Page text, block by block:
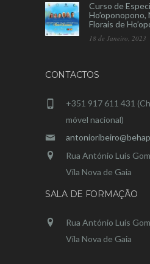
Curso de
Florais de
18 de Janeiro, 2023
CONTACTOS
+351 917 611 431
móvel nacional)
Rua António Luís
Vila Nova de Gaia
SALA DE FORMAÇÃO
Rua António Luís
Vila Nova de Gaia